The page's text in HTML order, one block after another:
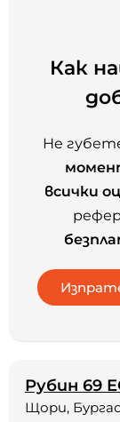
Как
Не
всички
Рубин 69
Щори, Бургас